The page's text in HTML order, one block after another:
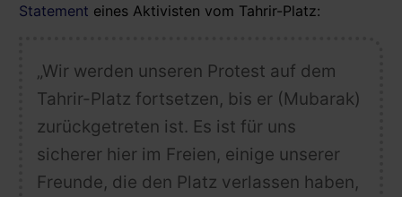
Statement eines Aktivisten vom Tahrir-Platz:
„Wir werden unseren Protest auf dem
Tahrir-Platz fortsetzen, bis er (Mubarak)
zurückgetreten ist. Es ist für uns
sicherer hier im Freien, einige unserer
Freunde, die den Platz verlassen haben,